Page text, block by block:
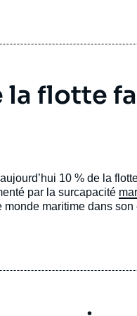
flotte
10 % de la
par la surcapacité
maritime dans son